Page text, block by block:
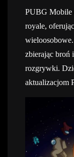
PUBG Mobile
royale,
zbierając broń
rozgrywki.
aktualizacjom